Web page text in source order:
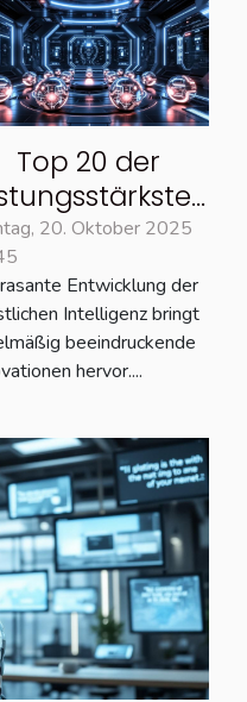
Top 20 der
Modelle im
2025: das
vollständige
Ranking
20. Oktober 2025
Entwicklung der
Intelligenz bringt
beeindruckende
hervor....